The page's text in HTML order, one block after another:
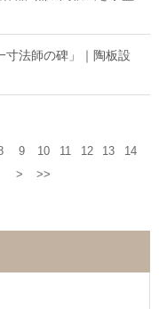
寸法師の碑」｜陶板設
9 10 11 12 13
14
> >>